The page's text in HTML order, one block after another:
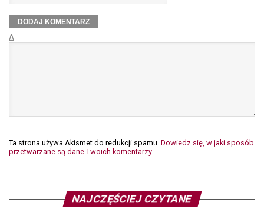
Δ
Ta strona używa Akismet do redukcji spamu. Dowiedz się, w jaki sposób
przetwarzane są dane Twoich komentarzy.
NAJCZĘŚCIEJ CZYTANE